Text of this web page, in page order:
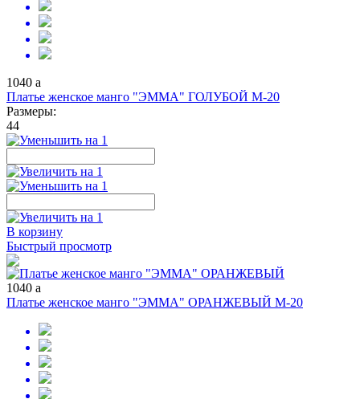
1040 a
Платье женское манго "ЭММА" ГОЛУБОЙ М-20
Размеры:
44
В корзину
Быстрый просмотр
1040 a
Платье женское манго "ЭММА" ОРАНЖЕВЫЙ М-20